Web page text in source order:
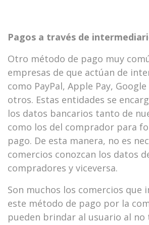
Pagos a través de
Otro método de pago muy
empresas de que actúan de
como PayPal, Apple Pay,
otros. Estas entidades se
los datos bancarios tanto de
como los del comprador para
pago. De esta manera, no es
comercios conozcan los datos
compradores y viceversa.
Son muchos los comercios que
este método de pago por la
pueden brindar al usuario al no